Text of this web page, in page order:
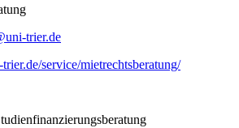
trier.de
service/mietrechtsberatung/